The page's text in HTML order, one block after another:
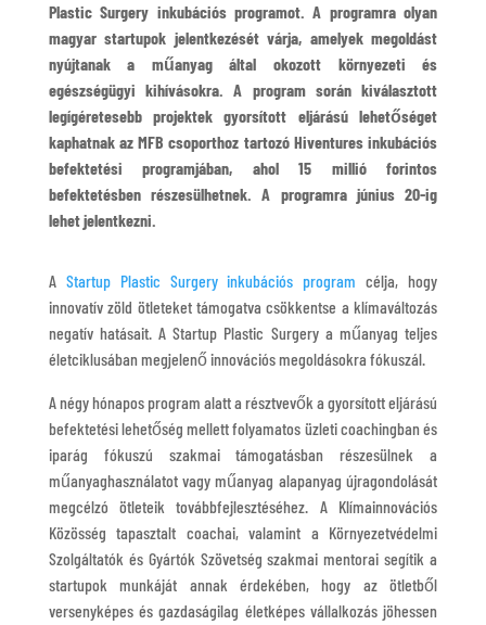
Plastic Surgery inkubációs programot. A programra olyan
magyar startupok jelentkezését várja, amelyek megoldást
nyújtanak a műanyag által okozott környezeti és
egészségügyi kihívásokra. A program során kiválasztott
legígéretesebb projektek gyorsított eljárású lehetőséget
kaphatnak az MFB csoporthoz tartozó Hiventures inkubációs
befektetési programjában, ahol 15 millió forintos
befektetésben részesülhetnek. A programra június 20-ig
lehet jelentkezni.
A Startup Plastic Surgery inkubációs program célja, hogy
innovatív zöld ötleteket támogatva csökkentse a klímaváltozás
negatív hatásait. A Startup Plastic Surgery a műanyag teljes
életciklusában megjelenő innovációs megoldásokra fókuszál.
A négy hónapos program alatt a résztvevők a gyorsított eljárású
befektetési lehetőség mellett folyamatos üzleti coachingban és
iparág fókuszú szakmai támogatásban részesülnek a
műanyaghasználatot vagy műanyag alapanyag újragondolását
megcélzó ötleteik továbbfejlesztéséhez. A Klímainnovációs
Közösség tapasztalt coachai, valamint a Környezetvédelmi
Szolgáltatók és Gyártók Szövetség szakmai mentorai segítik a
startupok munkáját annak érdekében, hogy az ötletből
versenyképes és gazdaságilag életképes vállalkozás jöhessen